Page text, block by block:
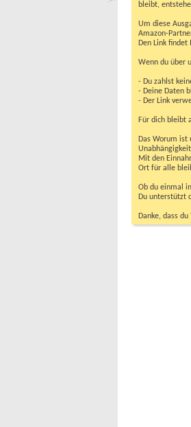
bleibt,
Um diese
Amazon-
Den Link
Wenn du über
- Du zahlst
- Deine Daten
- Der Link
Für dich bleibt
Das Worum ist
Mit den
Ort für alle
Ob du einmal
Du unterstützt
Danke, dass